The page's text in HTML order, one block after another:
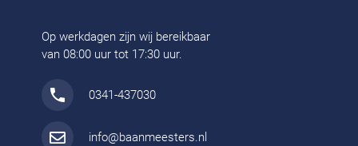
Op werkdagen zijn wij bereikbaar
van 08:00 uur tot 17:30 uur.
0341-437030
info@baanmeesters.nl